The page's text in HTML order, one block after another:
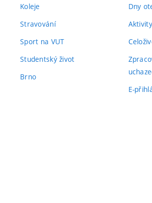
Koleje
Stravování
Sport na VUT
Studentský život
Brno
Dny
E-